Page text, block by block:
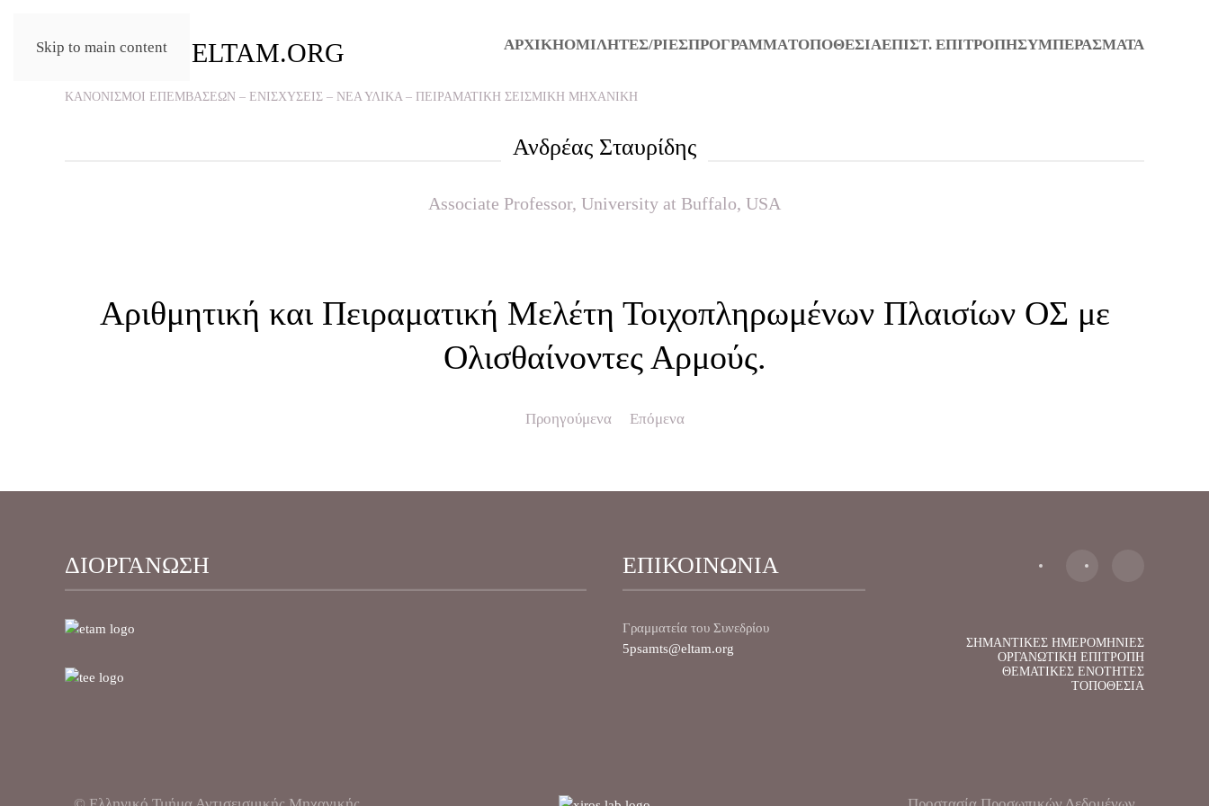
Skip to main content ΑΡΧΙΚΗΟΜΙΛΗΤΕΣ/ΡΙΕΣΠΡΟΓΡΑΜΜΑΤΟΠΟΘΕΣΙΑΕΠΙΣΤ. ΕΠΙΤΡΟΠΗΣΥΜΠΕΡΑΣΜΑΤΑ
ΚΑΝΟΝΙΣΜΟΙ ΕΠΕΜΒΑΣΕΩΝ – ΕΝΙΣΧΥΣΕΙΣ – ΝΕΑ ΥΛΙΚΑ – ΠΕΙΡΑΜΑΤΙΚΗ ΣΕΙΣΜΙΚΗ ΜΗΧΑΝΙΚΗ
Ανδρέας Σταυρίδης
Associate Professor, University at Buffalo, USA
Αριθμητική και Πειραματική Μελέτη Τοιχοπληρωμένων Πλαισίων ΟΣ με
Ολισθαίνοντες Αρμούς.
Προηγούμενα Επόμενα
ΔΙΟΡΓΑΝΩΣΗ ΕΠΙΚΟΙΝΩΝΙΑ
Γραμματεία του Συνεδρίου
5psamts@eltam.org
ΣΗΜΑΝΤΙΚΕΣ ΗΜΕΡΟΜΗΝΙΕΣ
ΟΡΓΑΝΩΤΙΚΗ ΕΠΙΤΡΟΠΗ
ΘΕΜΑΤΙΚΕΣ ΕΝΟΤΗΤΕΣ
ΤΟΠΟΘΕΣΙΑ